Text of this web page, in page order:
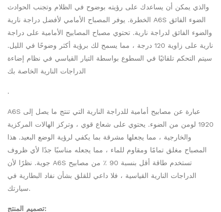
والذي يمكن أن يساعدك على رؤيته بوضوح في الظلام وتجنب الحوادث
الخطرة. يوفر المصباح الأمامي لأفضل دراجة نارية A6S الضوء الفائق
والضوء الفائق لدراجة نارية. تحتوي مصباح المصابيح الأمامية على دراجة
نارية على زاوية 120 درجة ، مما يسمح لك برؤية أكثر وضوحًا في الليل.
سيتم التحكم تلقائيًا في السطوع بواسطة التيار القياسي في نظام إضاءة
الدراجات النارية الخاصة بك
.
A6S عبارة عن مصابيح أمامية للدراجة النارية التي تنتج ما يصل إلى
1920 لومن من الضوء. يحتوي على شعاع قوي ، وتركز الهالات المركزية
والخارجية ، مما يجعلها مشرقة بما يكفي لرؤية الوضع البعيد. هذا
المصباح مغلق تمامًا ومقاوم للماء ، مما يجعله مناسبًا جدًا لأي ظروف
جوية. نظرًا لأن A6S تستخدم طاقة أقل بنسبة 90 ٪ من مصابيح
الدراجات النارية القياسية ، فلا داعي للقلق بشأن نفاد البطارية في
سيارتك.
تصميم المنتج: